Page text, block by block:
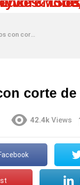
corte de sirena
corte
42.4k Views